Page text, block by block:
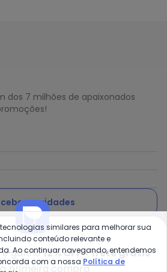
dos 7 milhões de apaixonados
novidades
concorda com a nossa Política
Privacidade
ganhe12% OFF + frete grátis
primeira compra
similares para melhorar sua
conteúdo relevante e
Ao continuar navegando, entendemos
com a nossa Política de